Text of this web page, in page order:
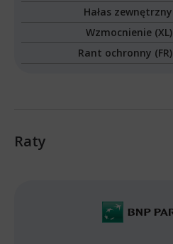
Hałas zewnętrzny
Wzmocnienie (XL)
Rant ochronny (FR)
Raty